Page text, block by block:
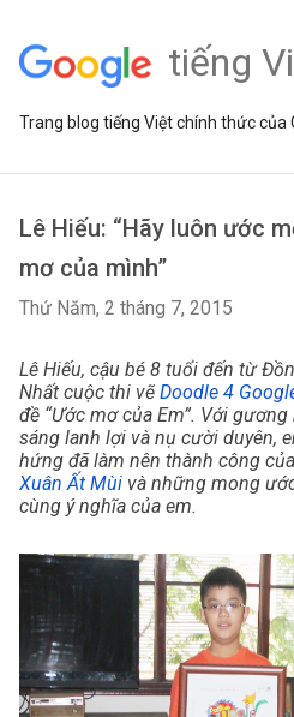
tiếng
Trang blog tiếng Việt chính thức của
Lê Hiếu: “Hãy luôn ước
mơ của mình”
Thứ Năm, 2 tháng 7, 2015
Lê Hiếu, cậu bé 8 tuổi đến từ
Nhất cuộc thi vẽ Doodle 4
đề “Ước mơ của Em”. Với
sáng lanh lợi và nụ cười duyên,
hứng đã làm nên thành công
Xuân Ất Mùi và những mong
cùng ý nghĩa của em.